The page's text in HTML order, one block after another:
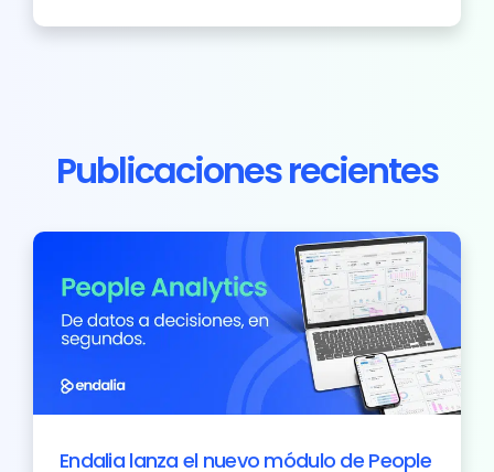
Publicaciones recientes
Endalia lanza el nuevo módulo de People